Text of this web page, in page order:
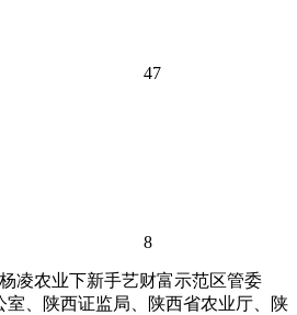
47
8
农业下新手艺财富示范区管委
室、陕西证监局、陕西省农业厅、陕